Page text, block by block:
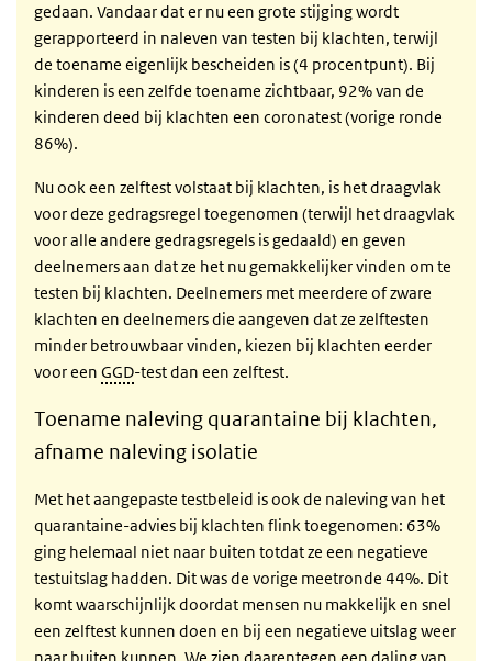
gedaan. Vandaar dat er nu een grote stijging wordt
gerapporteerd in naleven van testen bij klachten, terwijl
de toename eigenlijk bescheiden is (4 procentpunt). Bij
kinderen is een zelfde toename zichtbaar, 92% van de
kinderen deed bij klachten een coronatest (vorige ronde
86%).
Nu ook een zelftest volstaat bij klachten, is het draagvlak
voor deze gedragsregel toegenomen (terwijl het draagvlak
voor alle andere gedragsregels is gedaald) en geven
deelnemers aan dat ze het nu gemakkelijker vinden om te
testen bij klachten. Deelnemers met meerdere of zware
klachten en deelnemers die aangeven dat ze zelftesten
minder betrouwbaar vinden, kiezen bij klachten eerder
voor een GGD-test dan een zelftest.
Toename naleving quarantaine bij klachten,
afname naleving isolatie
Met het aangepaste testbeleid is ook de naleving van het
quarantaine-advies bij klachten flink toegenomen: 63%
ging helemaal niet naar buiten totdat ze een negatieve
testuitslag hadden. Dit was de vorige meetronde 44%. Dit
komt waarschijnlijk doordat mensen nu makkelijk en snel
een zelftest kunnen doen en bij een negatieve uitslag weer